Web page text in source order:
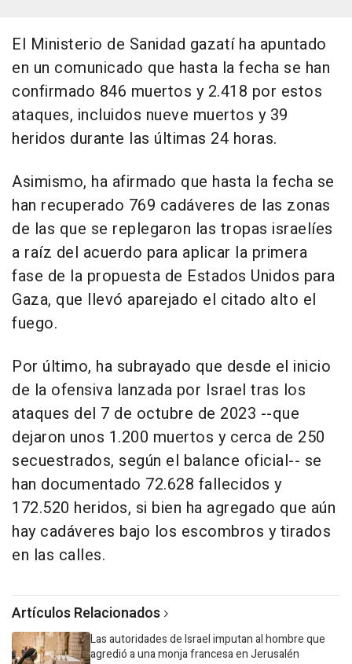
El Ministerio de Sanidad gazatí ha apuntado
en un comunicado que hasta la fecha se han
confirmado 846 muertos y 2.418 por estos
ataques, incluidos nueve muertos y 39
heridos durante las últimas 24 horas.
Asimismo, ha afirmado que hasta la fecha se
han recuperado 769 cadáveres de las zonas
de las que se replegaron las tropas israelíes
a raíz del acuerdo para aplicar la primera
fase de la propuesta de Estados Unidos para
Gaza, que llevó aparejado el citado alto el
fuego.
Por último, ha subrayado que desde el inicio
de la ofensiva lanzada por Israel tras los
ataques del 7 de octubre de 2023 --que
dejaron unos 1.200 muertos y cerca de 250
secuestrados, según el balance oficial-- se
han documentado 72.628 fallecidos y
172.520 heridos, si bien ha agregado que aún
hay cadáveres bajo los escombros y tirados
en las calles.
Artículos Relacionados
Las autoridades de Israel imputan al hombre que
agredió a una monja francesa en Jerusalén